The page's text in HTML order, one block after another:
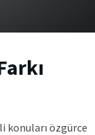
konuları özgürce